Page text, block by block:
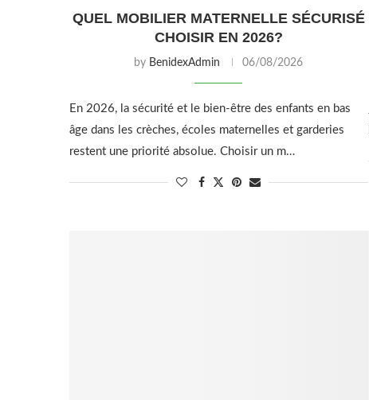
QUEL MOBILIER MATERNELLE SÉCURISÉ
CHOISIR EN 2026?
by BenidexAdmin 06/08/2026
En 2026, la sécurité et le bien-être des enfants en bas
âge dans les crèches, écoles maternelles et garderies
restent une priorité absolue. Choisir un m…